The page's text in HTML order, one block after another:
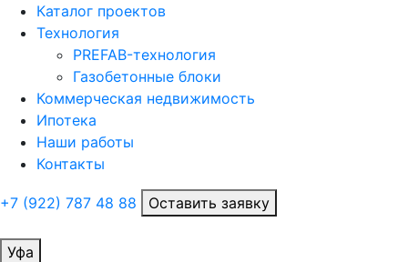
Каталог проектов
Технология
PREFAB-технология
Газобетонные блоки
Коммерческая недвижимость
Ипотека
Наши работы
Контакты
+7 (922) 787 48 88 Оставить заявку
Уфа